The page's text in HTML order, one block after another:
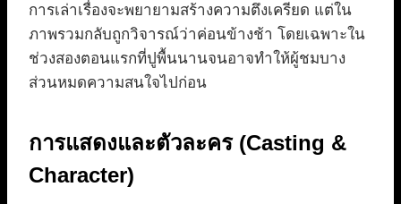
การเล่าเรื่องจะพยายามสร้างความตึงเครียด แต่ใน
ภาพรวมกลับถูกวิจารณ์ว่าค่อนข้างช้า โดยเฉพาะใน
ช่วงสองตอนแรกที่ปูพื้นนานจนอาจทำให้ผู้ชมบาง
ส่วนหมดความสนใจไปก่อน
การแสดงและตัวละคร (Casting &
Character)